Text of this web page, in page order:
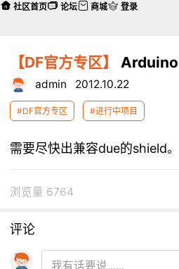
【DF官方专区】
admin 2012.10.22
#DF官方专区 #进行中项目
需要尽快出兼容due的shield
浏览量 6764
评论
社区首页 论坛 商城 登录